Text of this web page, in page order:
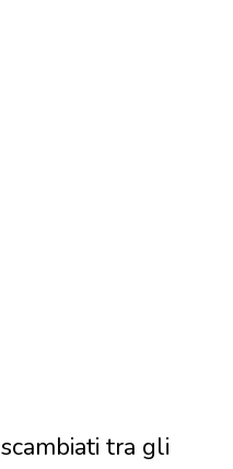
tra gli